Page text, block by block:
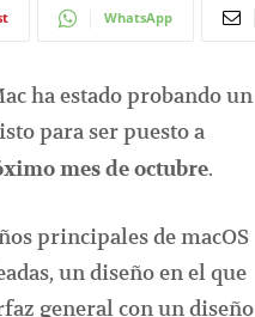
WhatsApp
ha estado probando un
para ser puesto a
mes de octubre.
principales de macOS
un diseño en el que
general con un diseño